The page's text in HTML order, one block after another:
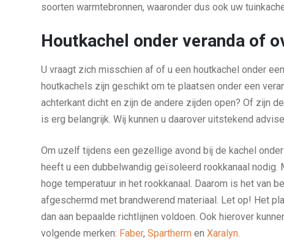
soorten warmtebronnen, waaronder dus ook uw
Houtkachel onder veranda of
U vraagt zich misschien af of u een houtkachel onder
houtkachels zijn geschikt om te plaatsen onder een
achterkant dicht en zijn de andere zijden open? Of zijn
is erg belangrijk. Wij kunnen u daarover uitstekend
Om uzelf tijdens een gezellige avond bij de kachel
heeft u een dubbelwandig geïsoleerd rookkanaal nodig.
hoge temperatuur in het rookkanaal. Daarom is het van
afgeschermd met brandwerend materiaal. Let op! Het
dan aan bepaalde richtlijnen voldoen. Ook hierover
volgende merken: Faber, Spartherm en Xaralyn